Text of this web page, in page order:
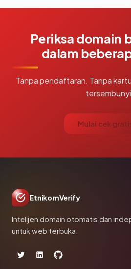
Periksa domain
dalam
Tanpa pendaftaran. Tanpa
Mulai cek
EtnikomVerify
Intelijen domain otomatis dan
untuk web terbuka.